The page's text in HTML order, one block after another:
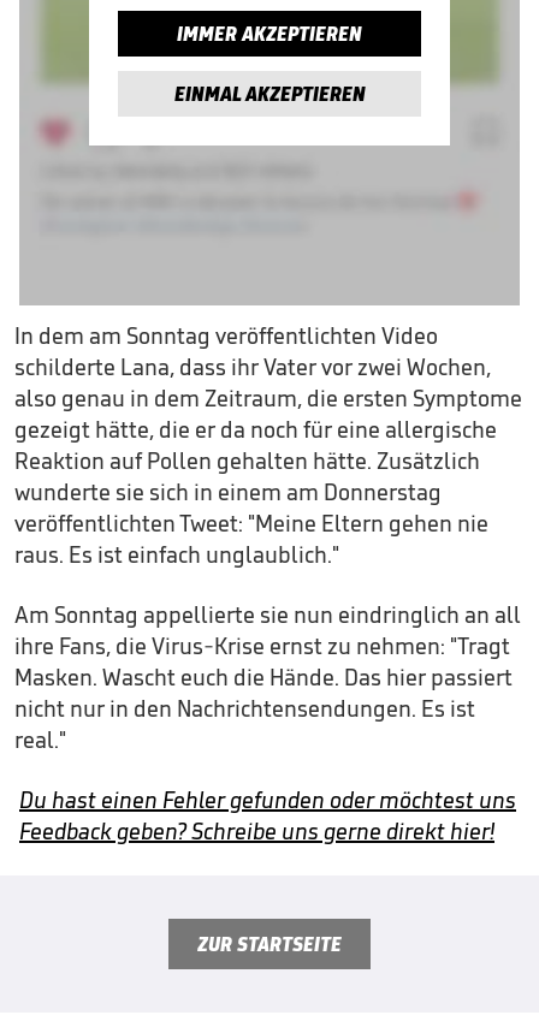
IMMER AKZEPTIEREN
EINMAL AKZEPTIEREN
In dem am Sonntag veröffentlichten Video
schilderte Lana, dass ihr Vater vor zwei Wochen,
also genau in dem Zeitraum, die ersten Symptome
gezeigt hätte, die er da noch für eine allergische
Reaktion auf Pollen gehalten hätte. Zusätzlich
wunderte sie sich in einem am Donnerstag
veröffentlichten Tweet: "Meine Eltern gehen nie
raus. Es ist einfach unglaublich."
Am Sonntag appellierte sie nun eindringlich an all
ihre Fans, die Virus-Krise ernst zu nehmen: "Tragt
Masken. Wascht euch die Hände. Das hier passiert
nicht nur in den Nachrichtensendungen. Es ist
real."
Du hast einen Fehler gefunden oder möchtest uns
Feedback geben? Schreibe uns gerne direkt hier!
ZUR STARTSEITE